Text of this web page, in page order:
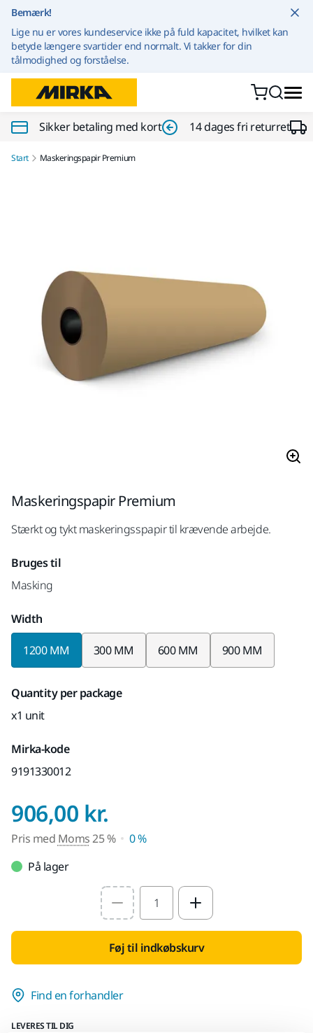
Bemærk!
Lige nu er vores kundeservice ikke på fuld kapacitet, hvilket kan
betyde længere svartider end normalt. Vi takker for din
tålmodighed og forståelse.
Sikker betaling med kort 14 dages fri returret
Start Maskeringspapir Premium
Maskeringspapir Premium
Stærkt og tykt maskeringsspapir til krævende arbejde.
Bruges til
Masking
Width
1200 MM 300 MM 600 MM 900 MM
Quantity per package
x1 unit
Mirka-kode
9191330012
906,00 kr.
Pris med Moms25 %
0 %
På lager
Select quantity value
Føj til indkøbskurv
Find en forhandler
LEVERES TIL DIG